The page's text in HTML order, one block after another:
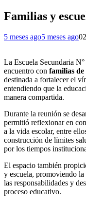
Familias y
5 meses ago5 meses ago0
La Escuela Secundaria
encuentro con familias de
destinada a fortalecer el
entendiendo que la
manera compartida.
Durante la reunión se
permitió reflexionar en
a la vida escolar, entre
construcción de límites
por los tiempos
El espacio también
y escuela, promoviendo
las responsabilidades y
proceso educativo.